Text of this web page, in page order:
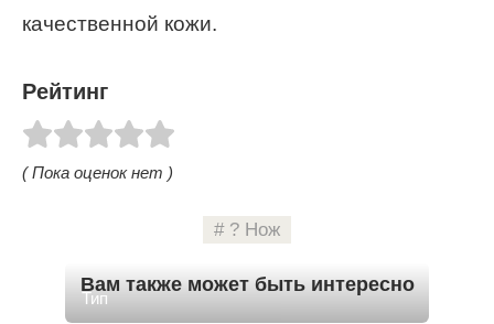
качественной кожи.
Рейтинг
( Пока оценок нет )
? Нож
Вам также может быть интересно
Тип